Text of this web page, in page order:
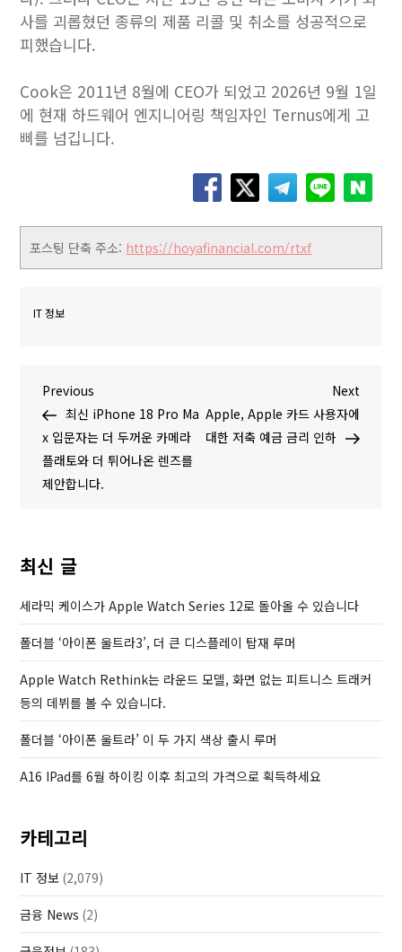
사를 괴롭혔던 종류의 제품 리콜 및 취소를 성공적으로
피했습니다.
Cook은 2011년 8월에 CEO가 되었고 2026년 9월 1일
에 현재 하드웨어 엔지니어링 책임자인 Ternus에게 고
삐를 넘깁니다.
포스팅 단축 주소: https://hoyafinancial.com/rtxf
IT 정보
글
탐
색
P
r
e
v
i
P
o
s
t
Previous
최신 iPhone 18 Pro Ma
x 입문자는 더 두꺼운 카메라
플래토와 더 튀어나온 렌즈를
제안합니다.
N
e
x
Next
Apple, Apple 카드 사용자에
대한 저축 예금 금리 인하
최신 글
세라믹 케이스가 Apple Watch Series 12로 돌아올 수 있습니다
폴더블 ‘아이폰 울트라3’, 더 큰 디스플레이 탑재 루머
Apple Watch Rethink는 라운드 모델, 화면 없는 피트니스 트래커
등의 데뷔를 볼 수 있습니다.
폴더블 ‘아이폰 울트라’ 이 두 가지 색상 출시 루머
A16 IPad를 6월 하이킹 이후 최고의 가격으로 획득하세요
카테고리
IT 정보 (2,079)
금융 News (2)